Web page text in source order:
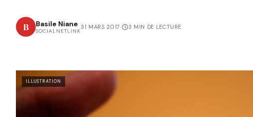
B Basile Niane
SOCIALNETLINK
31 MARS 2017· 3 MIN DE LECTURE
ILLUSTRATION